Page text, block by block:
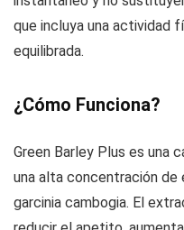
que incluya una actividad
equilibrada.
¿Cómo Funciona?
Green Barley Plus es una
una alta concentración
garcinia cambogia. El